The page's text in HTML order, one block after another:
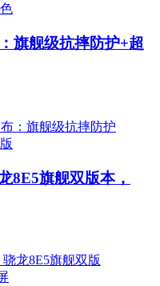
旗舰级抗摔防护+超
8E5旗舰双版本，